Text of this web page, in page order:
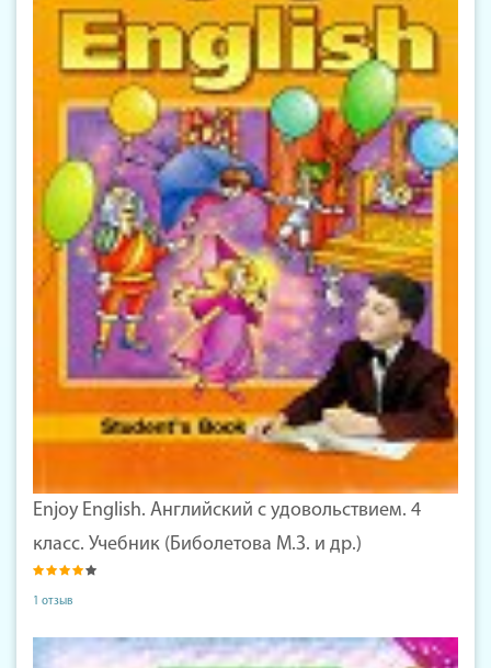
Enjoy English. Английский с удовольствием. 4
класс. Учебник (Биболетова М.З. и др.)
1 отзыв